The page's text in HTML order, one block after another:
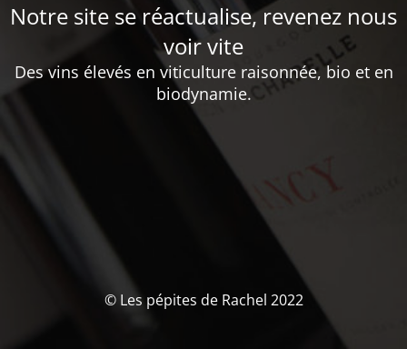
Notre site se réactualise, revenez nous
voir vite
Des vins élevés en viticulture raisonnée, bio et en
biodynamie.
© Les pépites de Rachel 2022